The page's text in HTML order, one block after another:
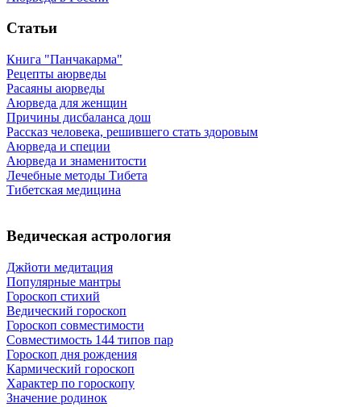
Статьи
Книга "Панчакарма"
Рецепты аюрведы
Расаяны аюрведы
Аюрведа для женщин
Причины дисбаланса дош
Рассказ человека, решившего стать здоровым
Аюрведа и специи
Аюрведа и знаменитости
Лечебные методы Тибета
Тибетская медицина
Ведическая астрология
Джйоти медитация
Популярные мантры
Гороскоп стихий
Ведический гороскоп
Гороскоп совместимости
Совместимость 144 типов пар
Гороскоп дня рождения
Кармический гороскоп
Характер по гороскопу
Значение родинок